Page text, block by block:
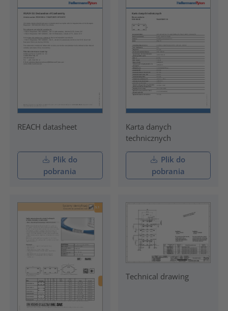
REACH datasheet
Plik do
pobrania
Karta danych
technicznych
Plik do
pobrania
Technical drawing